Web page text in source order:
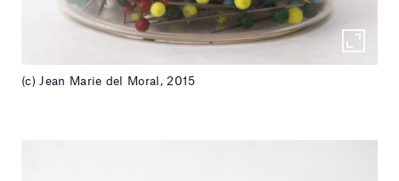
(c) Jean Marie del Moral, 2015